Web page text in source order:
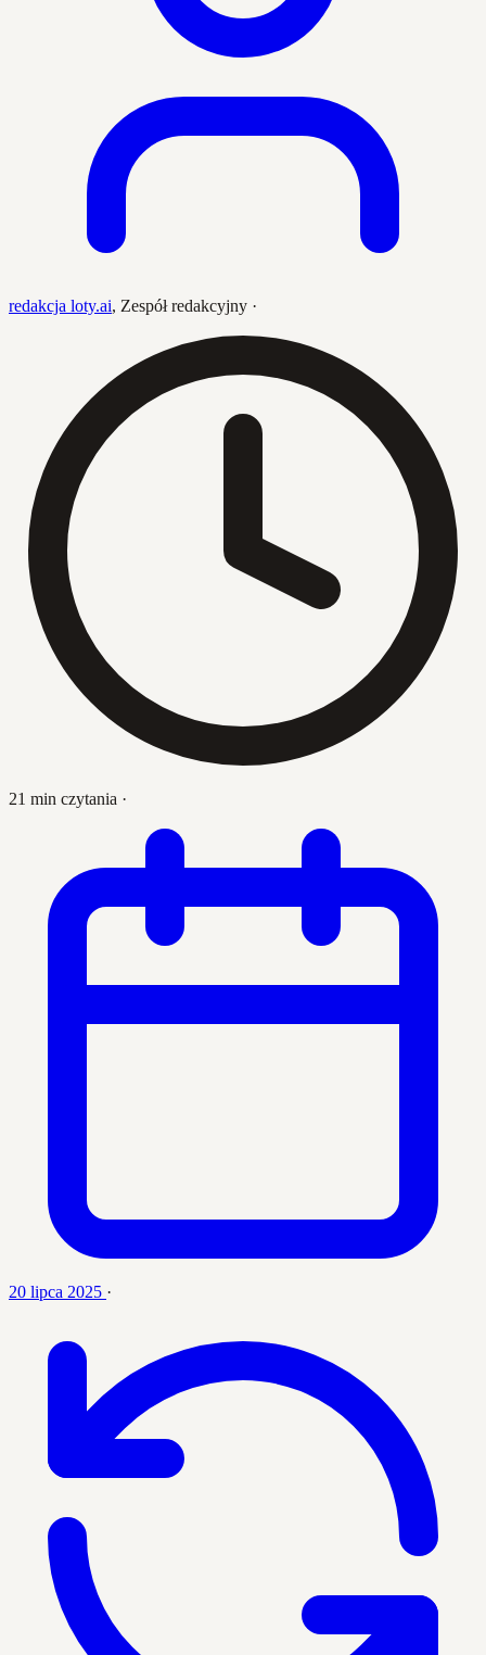
redakcja loty.ai, Zespół redakcyjny ·
21 min czytania ·
20 lipca 2025 ·